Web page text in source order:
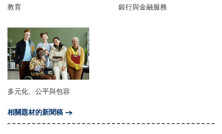
教育 銀行與金融服務
多元化、公平與包容
相關題材的新聞稿